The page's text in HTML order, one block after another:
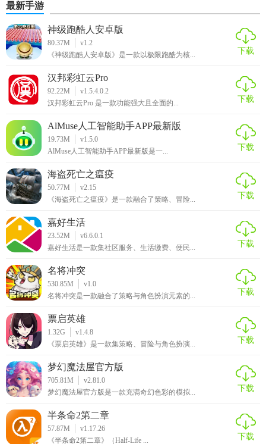
在每个番茄时间结束后记录下刚刚的工作内容，让工作内容
可追踪。 高级版用户更有图文并茂的工作周报。
简单而强大的任务列表
轻量级的任务列表功能，同时通过特殊语法提供 #标签、重要
程度、快速置顶等功能。升级高级版还可以获得子任务、提
醒、重复、预计番茄数、备注等高级功能。
自律自强App是一款非常实用和有帮助的App，特别适合那些
希望提高自我约束和自我激励的人使用。它不仅提供了强大
的数据分析和反馈功能，还提供了个性化的正念冥想和心理
辅导，以及社区交流和分享功能。如果你想要更好地管理自
己的生活和情绪，提升自我效率和自信心，那么自律自强App
绝对是一个值得尝试的选择。
最新手游
神级跑酷人安卓版
80.37M
v1.2
《神级跑酷人安卓版》是一款以极限跑酷为核...
下载
汉邦彩虹云Pro
92.22M
v1.5.4.0.2
汉邦彩虹云Pro 是一款功能强大且全面的...
下载
AlMuse人工智能助手APP最新版
19.73M
v1.5.0
AlMuse人工智能助手APP最新版是一...
下载
海盗死亡之瘟疫
50.77M
v2.15
《海盗死亡之瘟疫》是一款融合了策略、冒险...
下载
嘉好生活
23.52M
v6.6.0.1
嘉好生活是一款集社区服务、生活缴费、便民...
下载
名将冲突
530.85M
v1.0
名将冲突是一款融合了策略与角色扮演元素的...
下载
票启英雄
1.32G
v1.4.8
《票启英雄》是一款集策略、冒险与角色扮演...
下载
梦幻魔法屋官方版
705.81M
v2.81.0
梦幻魔法屋官方版是一款充满奇幻色彩的模拟...
下载
半条命2第二章
57.87M
v1.17.26
《半条命2第二章》（Half-Life ...
下载